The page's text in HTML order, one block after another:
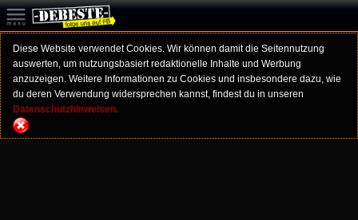
Diese Website verwendet Cookies. Wir können damit die Seitennutzung
auswerten, um nutzungsbasiert redaktionelle Inhalte und Werbung
anzuzeigen. Weitere Informationen zu Cookies und insbesondere dazu, wie
du deren Verwendung widersprechen kannst, findest du in unseren
Datenschutzhinweisen.